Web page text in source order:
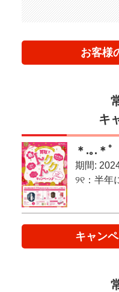
お客様
キ
期間:
キャン